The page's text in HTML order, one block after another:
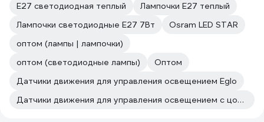
E27 светодиодная теплый
Лампочки E27 теплый
Лампочки светодиодные E27 7Вт
Osram LED STAR
оптом (лампы | лампочки)
оптом (светодиодные лампы)
Оптом
Датчики движения для управления освещением Eglo
Датчики движения для управления освещением с цоколем e27